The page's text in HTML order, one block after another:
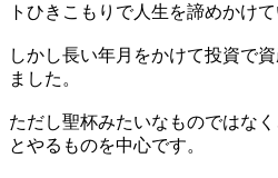
トひきこもりで人生を諦めかけて
しかし長い年月をかけて投資で
ました。
ただし聖杯みたいなものではな
とやるものを中心です。